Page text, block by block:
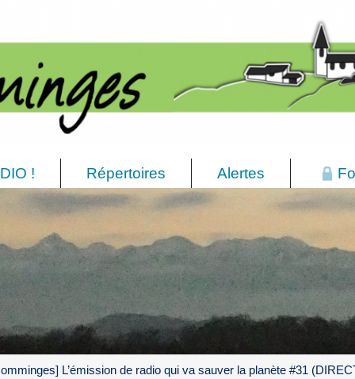
! Répertoires Alertes
L’émission de radio qui va sauver la planète #31